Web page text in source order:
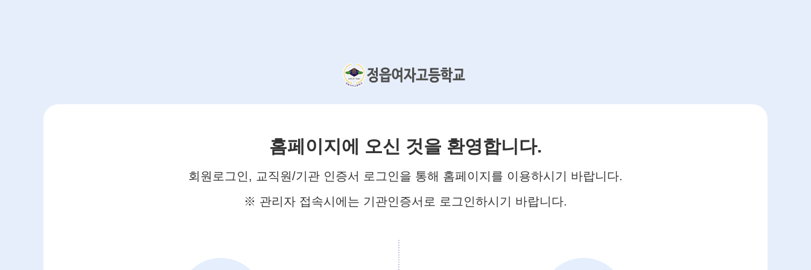
홈페이지에 오신 것을 환영합니다.
회원로그인, 교직원/기관 인증서 로그인을 통해 홈페이지를 이용하시기 바랍니다.
※ 관리자 접속시에는 기관인증서로 로그인하시기 바랍니다.